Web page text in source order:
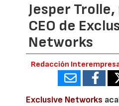
Jesper
CEO de
Networks
Redacción
Exclusive Networks